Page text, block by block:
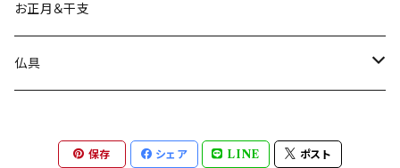
お正月＆干支
仏具
保存 シェア LINE ポスト